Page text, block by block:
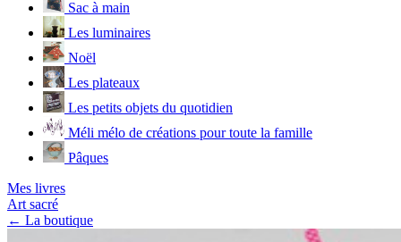
Sac à main
Les luminaires
Noël
Les plateaux
Les petits objets du quotidien
Méli mélo de créations pour toute la famille
Pâques
Mes livres
Art sacré
← La boutique